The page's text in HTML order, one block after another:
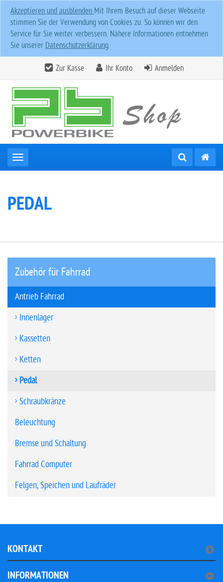
Akzeptieren und ausblenden Mit Ihrem Besuch auf dieser Webseite
stimmen Sie der Verwendung von Cookies zu. So können wir den
Service für Sie weiter verbessern. Nähere Informationen entnehmen
Sie unserer Datenschutzerklärung.
Zur Kasse Ihr Konto Anmelden
Toggle navigation
PEDAL
Zubehör für Fahrrad
Antrieb Fahrrad
Innenlager
Kassetten
Ketten
Pedal
Schraubkränze
Beleuchtung
Bremse und Schaltung
Fahrrad Computer
Felgen, Speichen und Laufräder
KONTAKT
INFORMATIONEN